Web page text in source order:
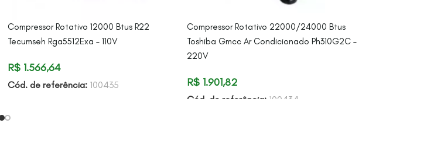
Compressor Rotativo 12000 Btus R22
Tecumseh Rga5512Exa – 110V
R$ 1.566,64
Cód. de referência: 100435
Compressor Rotativo 22000/24000 Btus
Toshiba Gmcc Ar Condicionado Ph310G2C –
220V
R$1.901,82
Cód. de referência: 100434